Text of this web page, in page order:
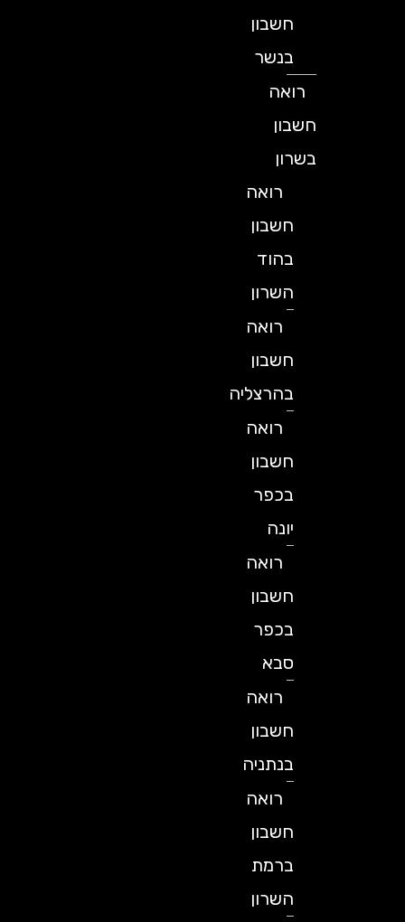
חשבון
בנשר
רואה
חשבון
בשרון
רואה
חשבון
בהוד
השרון
רואה
חשבון
בהרצליה
רואה
חשבון
בכפר
רואה
חשבון
בכפר
רואה
חשבון
בנתניה
רואה
חשבון
ברמת
השרון